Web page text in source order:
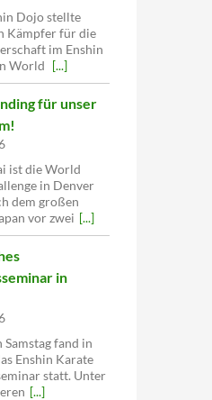
Dojo stellte
Kämpfer für die
im Enshin
World [...]
für unser
ist die World
in Denver
dem großen
vor zwei [...]
in
fand in
Enshin Karate
statt. Unter
[...]